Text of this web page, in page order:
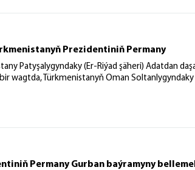
Prezidentiniň Permany
Patyşalygyndaky (Er-Riýad şäheri) Adatdan
wagtda, Türkmenistanyň Oman
Permany Gurban baýramyny